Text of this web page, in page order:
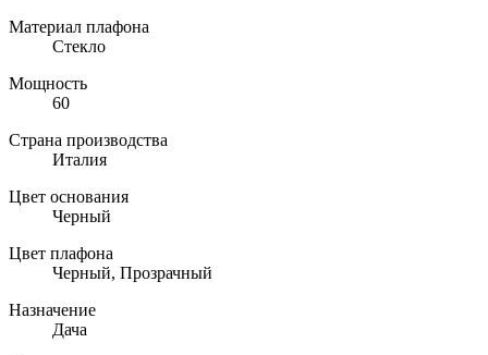
Материал плафона
Стекло
Мощность
60
Страна производства
Италия
Цвет основания
Черный
Цвет плафона
Черный, Прозрачный
Назначение
Дача